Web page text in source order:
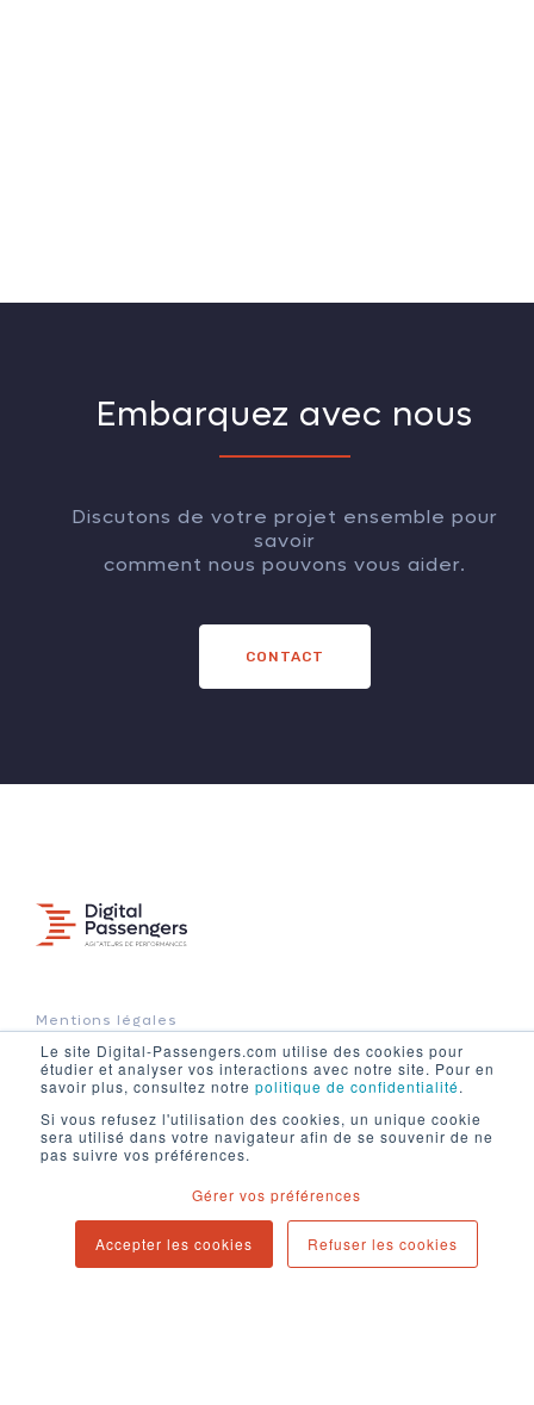
Le site Digital-Passengers.com utilise des cookies pour
étudier et analyser vos interactions avec notre site. Pour en
savoir plus, consultez notre politique de confidentialité.
Si vous refusez l'utilisation des cookies, un unique cookie
sera utilisé dans votre navigateur afin de se souvenir de ne
pas suivre vos préférences.
Gérer vos préférences
Accepter les cookies Refuser les cookies
Embarquez avec nous
Discutons de votre projet ensemble pour
savoir
comment nous pouvons vous aider.
CONTACT
Mentions légales
Politique de confidentialité
Contact
Newsletter
Blog
94 cours d'Alsace-et-Lorraine